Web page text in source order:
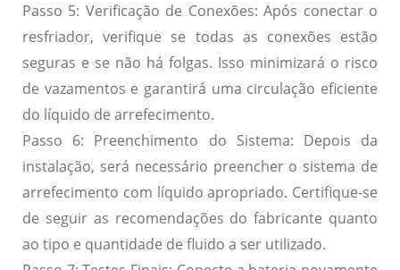
Passo 5: Verificação de Conexões: Após conectar o
resfriador, verifique se todas as conexões estão
seguras e se não há folgas. Isso minimizará o risco
de vazamentos e garantirá uma circulação eficiente
do líquido de arrefecimento.
Passo 6: Preenchimento do Sistema: Depois da
instalação, será necessário preencher o sistema de
arrefecimento com líquido apropriado. Certifique-se
de seguir as recomendações do fabricante quanto
ao tipo e quantidade de fluido a ser utilizado.